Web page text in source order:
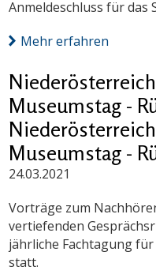
Anmeldeschluss für das
Mehr erfahren
Museumstag -
Museumstag -
24.03.2021
Vorträge zum
vertiefenden
jährliche Fachtagung
statt.